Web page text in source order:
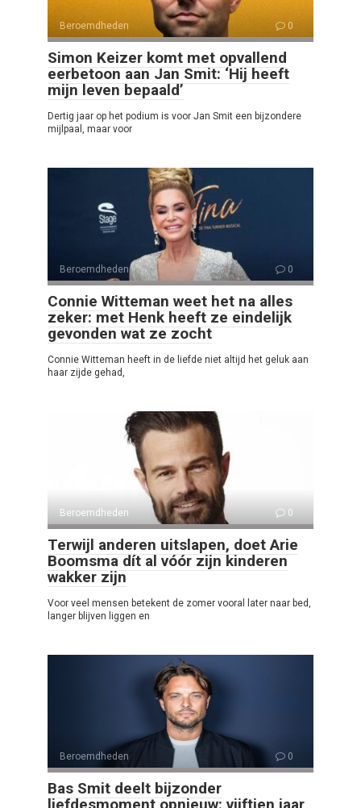
Beroemdheden 0
Simon Keizer komt met opvallend
eerbetoon aan Jan Smit: ‘Hij heeft
mijn leven bepaald’
Dertig jaar op het podium is voor Jan Smit een bijzondere
mijlpaal, maar voor
Beroemdheden 0
Connie Witteman weet het na alles
zeker: met Henk heeft ze eindelijk
gevonden wat ze zocht
Connie Witteman heeft in de liefde niet altijd het geluk aan
haar zijde gehad,
Beroemdheden 0
Terwijl anderen uitslapen, doet Arie
Boomsma dít al vóór zijn kinderen
wakker zijn
Voor veel mensen betekent de zomer vooral later naar bed,
langer blijven liggen en
Beroemdheden 0
Bas Smit deelt bijzonder
liefdesmoment opnieuw: vijftien jaar